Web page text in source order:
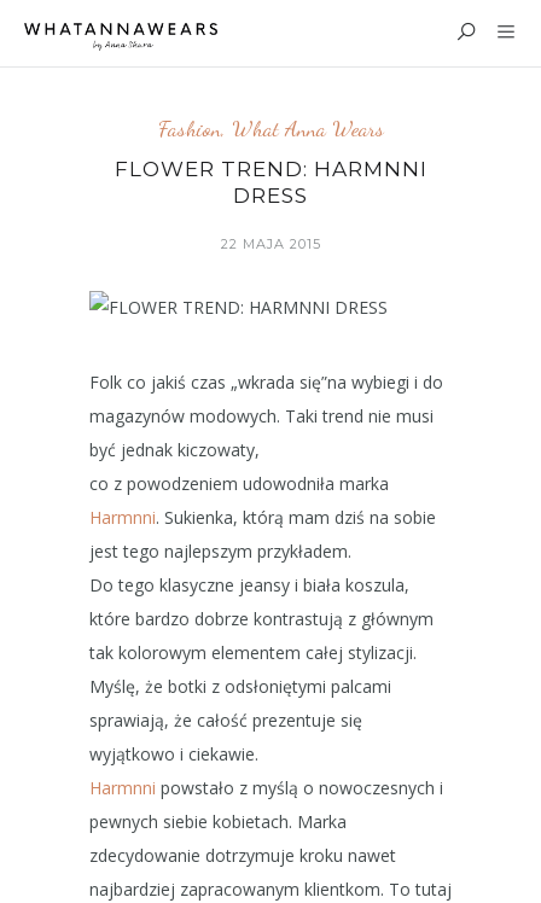
Fashion, What Anna Wears
FLOWER TREND: HARMNNI
DRESS
22 MAJA 2015
Folk co jakiś czas „wkrada się”na wybiegi i do
magazynów modowych. Taki trend nie musi
być jednak kiczowaty,
co z powodzeniem udowodniła marka
Harmnni. Sukienka, którą mam dziś na sobie
jest tego najlepszym przykładem.
Do tego klasyczne jeansy i biała koszula,
które bardzo dobrze kontrastują z głównym
tak kolorowym elementem całej stylizacji.
Myślę, że botki z odsłoniętymi palcami
sprawiają, że całość prezentuje się
wyjątkowo i ciekawie.
Harmnni powstało z myślą o nowoczesnych i
pewnych siebie kobietach. Marka
zdecydowanie dotrzymuje kroku nawet
najbardziej zapracowanym klientkom. To tutaj